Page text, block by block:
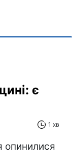
є
1 хв
опинилися